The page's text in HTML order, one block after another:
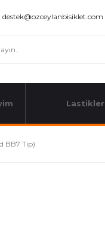
destek@ozceylanbisiklet.com
Lastikler
BB7 Tip)